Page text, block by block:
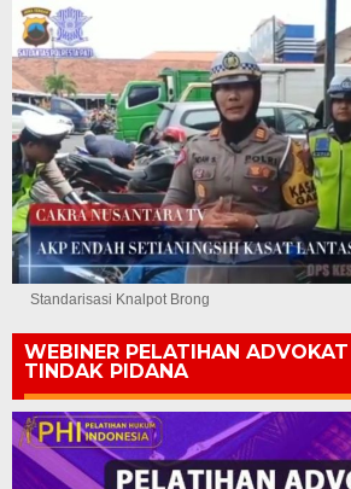
Standarisasi Knalpot Brong
WEBINER PELATIHAN ADVOKAT
TINDAK PIDANA